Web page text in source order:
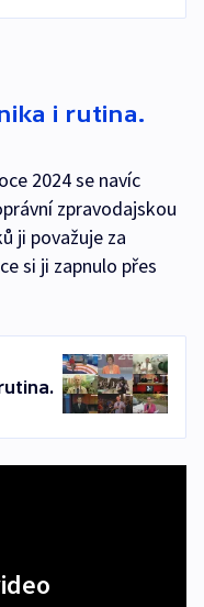
i rutina.
2024 se navíc
zpravodajskou
ji považuje za
si ji zapnulo přes